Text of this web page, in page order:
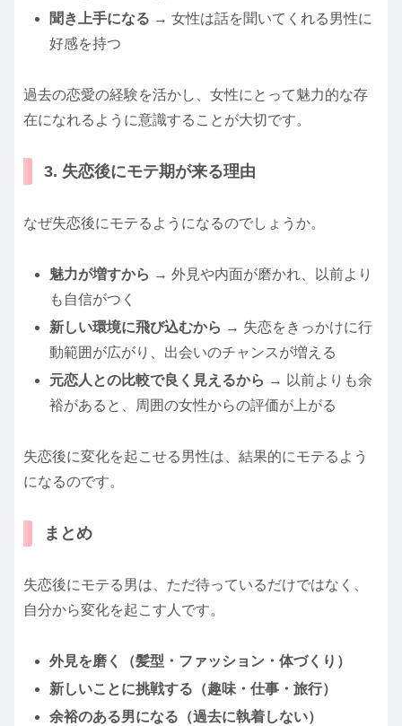
聞き上手になる → 女性は話を聞いてくれる男性に
好感を持つ
過去の恋愛の経験を活かし、女性にとって魅力的な存
在になれるように意識することが大切です。
3. 失恋後にモテ期が来る理由
なぜ失恋後にモテるようになるのでしょうか。
魅力が増すから → 外見や内面が磨かれ、以前より
も自信がつく
新しい環境に飛び込むから → 失恋をきっかけに行
動範囲が広がり、出会いのチャンスが増える
元恋人との比較で良く見えるから → 以前よりも余
裕があると、周囲の女性からの評価が上がる
失恋後に変化を起こせる男性は、結果的にモテるよう
になるのです。
まとめ
失恋後にモテる男は、ただ待っているだけではなく、
自分から変化を起こす人です。
外見を磨く（髪型・ファッション・体づくり）
新しいことに挑戦する（趣味・仕事・旅行）
余裕のある男になる（過去に執着しない）